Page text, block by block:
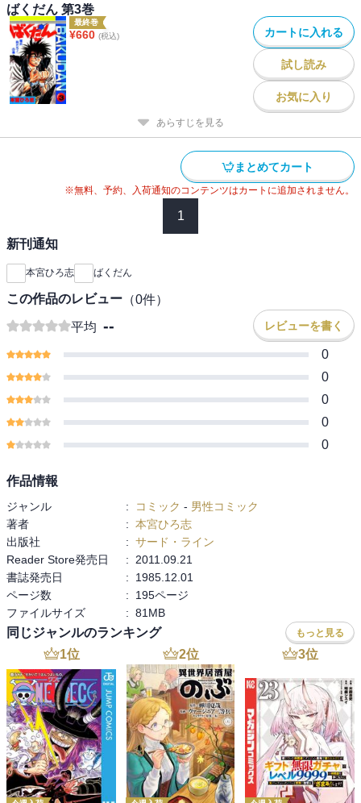
ばくだん 第3巻
最終巻
¥660 (税込) カートに入れる
試し読み
お気に入り
あらすじを見る
まとめてカート
※無料、予約、入荷通知のコンテンツはカートに追加されません。
1
新刊通知
本宮ひろ志 ばくだん
この作品のレビュー （0件）
平均 -- レビューを書く
0
0
0
0
0
作品情報
ジャンル : コミック - 男性コミック
著者
: 本宮ひろ志
出版社
: サード・ライン
Reader Store発売日
:
2011.09.21
書誌発売日
:
1985.12.01
ページ数
:
195ページ
ファイルサイズ
: 81MB
同じジャンルのランキング もっと見る
1位 2位 3位